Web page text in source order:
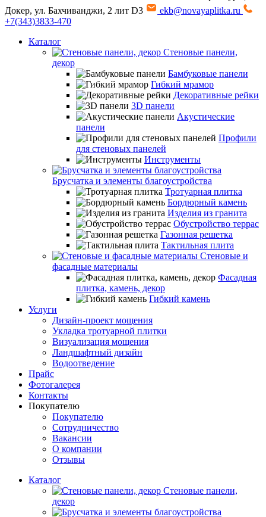
Докер, ул. Бахчиванджи, 2 лит D3
ekb@novayaplitka.ru
+7(343)3833-470
Каталог
Стеновые панели,
декор
Бамбуковые панели
Гибкий мрамор
Декоративные рейки
3D панели
Акустические
панели
Профили
для стеновых панелей
Инструменты
Брусчатка и элементы благоустройства
Тротуарная плитка
Бордюрный камень
Изделия из гранита
Обустройство террас
Газонная решетка
Тактильная плита
Стеновые и
фасадные материалы
Фасадная
плитка, камень, декор
Гибкий камень
Услуги
Дизайн-проект мощения
Укладка тротуарной плитки
Визуализация мощения
Ландшафтный дизайн
Водоотведение
Прайс
Фотогалерея
Контакты
Покупателю
Покупателю
Сотрудничество
Вакансии
О компании
Отзывы
Каталог
Стеновые панели,
декор